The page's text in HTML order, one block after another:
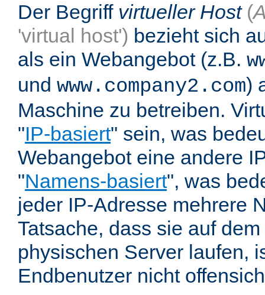
Der Begriff virtueller Host (
'virtual host') bezieht sich
als ein Webangebot (z.B.
und www.company2.com)
Maschine zu betreiben.
"IP-basiert" sein, was
Webangebot eine andere
"Namens-basiert", was
jeder IP-Adresse mehrere
Tatsache, dass sie auf
physischen Server laufen,
Endbenutzer nicht